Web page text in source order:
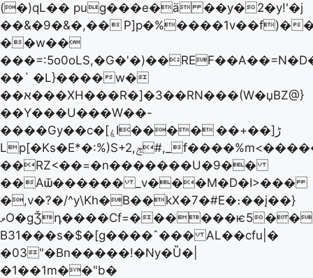
(�)qL�� pug���e�ä ��y�2�y!'�j
��&�9�&�,�� P]p�%����1v��f)�
��w��
��` �L}����w�
��א���XH���R�]�3��RN���(W�џBZ@}
��Y���U���W��-
����Gy��c�[ۼI���� ��+��]ڑ
Lp[�Ks�E*�:%)S+2,ݘ#,_f����%m<�������)�~>�}
��RZ<��=�n�������U�9��
��Aѿ������ _v���M�D�I>���
�,v�?�/^y\Kh�B��kX�7�#E�։��į��}
ވO�gǮդ����Cf=������ѥ5���x�@�F���mrd�#�N�N!>#��g�;�ר�PB��������B�~��q{S=A#.,��͵#�
B31���s�$�[g����ˆ��� AL��cfu|�
�03"�Bn�����!�Ny�Ȕ�|
�1��1m��"b�